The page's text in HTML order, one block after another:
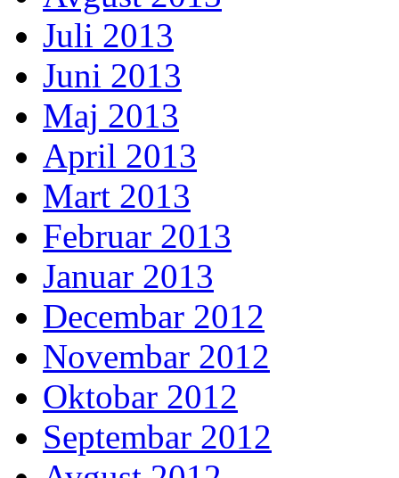
Juli 2013
Juni 2013
Maj 2013
April 2013
Mart 2013
Februar 2013
Januar 2013
Decembar 2012
Novembar 2012
Oktobar 2012
Septembar 2012